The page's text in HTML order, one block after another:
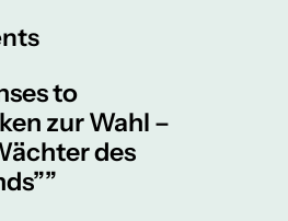
to
zur Wahl –
des